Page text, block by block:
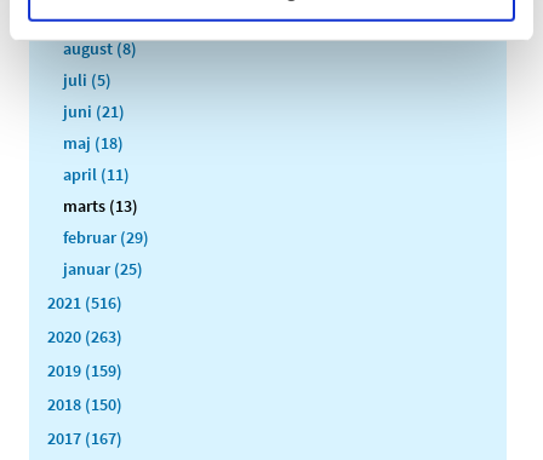
september (13)
august (8)
juli (5)
juni (21)
maj (18)
april (11)
marts (13)
februar (29)
januar (25)
2021 (516)
2020 (263)
2019 (159)
2018 (150)
2017 (167)